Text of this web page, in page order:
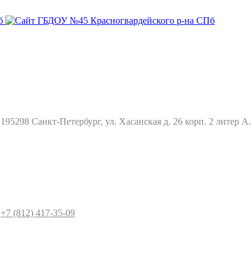
195298 Санкт-Петербург, ул. Хасанская д. 26 корп. 2 литер А.
+7 (812) 417-35-09